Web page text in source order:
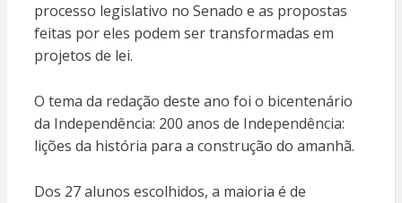
processo legislativo no Senado e as propostas
feitas por eles podem ser transformadas em
projetos de lei.
O tema da redação deste ano foi o bicentenário
da Independência: 200 anos de Independência:
lições da história para a construção do amanhã.
Dos 27 alunos escolhidos, a maioria é de